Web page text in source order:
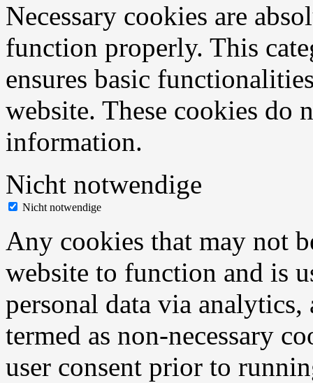
Necessary cookies are
function properly. This
ensures basic
website. These cookies do
information.
Nicht notwendige
Nicht notwendige
Any cookies that may not
website to function and is
personal data via analytics,
termed as non-necessary
user consent prior to